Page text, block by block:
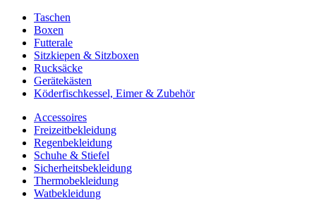
Taschen
Boxen
Futterale
Sitzkiepen & Sitzboxen
Rucksäcke
Gerätekästen
Köderfischkessel, Eimer & Zubehör
Accessoires
Freizeitbekleidung
Regenbekleidung
Schuhe & Stiefel
Sicherheitsbekleidung
Thermobekleidung
Watbekleidung